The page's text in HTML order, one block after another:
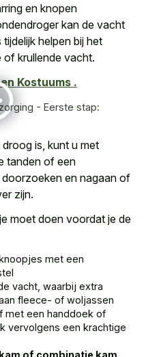
en knopen
kan de vacht
helpen bij het
krullende vacht.
Kostuums .
- Eerste stap:
is, kunt u met
tanden of een
en nagaan of
zijn.
moet doen voordat je de
met een
vacht, waarbij extra
fleece- of woljassen
met een handdoek of
vervolgens een krachtige
of combinatie kam